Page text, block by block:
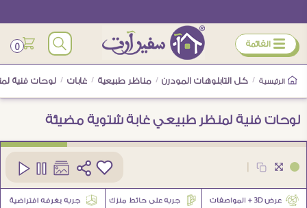
ÿ القائمة 0
الرئيسية / كل التابلوهات المودرن / مناظر طبيعية / غابات / لوحات فنية
لوحات فنية لمنظر طبيعي غابة شتوية مضيئة